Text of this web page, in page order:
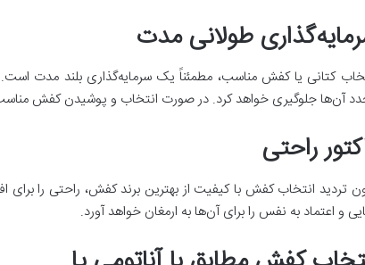
طولانی مدت
کتانی یا کفش مناسب، مطمئناً یک سرمایه‌گذاری بلند مدت است.
آن‌ها جلوگیری خواهد کرد. در صورت انتخاب و پوشیدن کفش مناسب،
راحتی
تردید انتخاب کفش با کیفیت از بهترین برند کفش، راحتی را برای
و اعتماد به نفس را برای آن‌ها به ارمغان خواهد آورد.